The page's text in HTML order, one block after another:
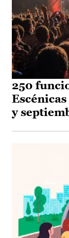
250
y